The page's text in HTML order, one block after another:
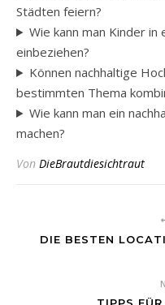
Städten feiern?
Wie kann man Kinder
einbeziehen?
Können nachhaltige
bestimmten Thema
Wie kann man ein
machen?
Von DieBrautdiesichtraut
DIE BESTEN